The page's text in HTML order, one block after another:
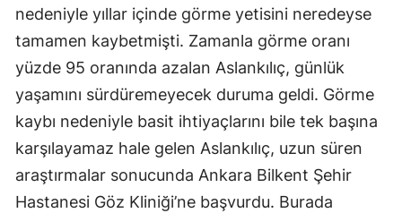
Hatay
Isparta
Mersin
İstanbul
İzmir
Kars
nedeniyle yıllar içinde görme yetisini neredeyse
tamamen kaybetmişti. Zamanla görme oranı
yüzde 95 oranında azalan Aslankılıç, günlük
yaşamını sürdüremeyecek duruma geldi. Görme
kaybı nedeniyle basit ihtiyaçlarını bile tek başına
karşılayamaz hale gelen Aslankılıç, uzun süren
araştırmalar sonucunda Ankara Bilkent Şehir
Hastanesi Göz Kliniği’ne başvurdu. Burada